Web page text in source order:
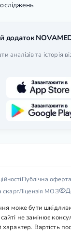
додаток
аналізів та історія
Публічна оферта
скаргЛіцензія МОЗ
може бути
не замінює
Вартість